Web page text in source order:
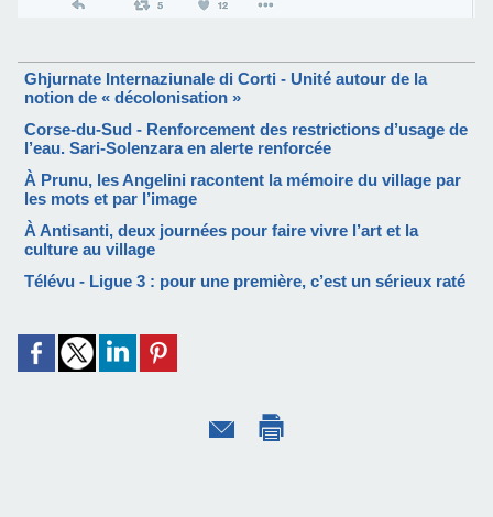
Ghjurnate Internaziunale di Corti - Unité autour de la
notion de « décolonisation »
Corse-du-Sud - Renforcement des restrictions d’usage de
l’eau. Sari-Solenzara en alerte renforcée
À Prunu, les Angelini racontent la mémoire du village par
les mots et par l’image
À Antisanti, deux journées pour faire vivre l’art et la
culture au village
Télévu - Ligue 3 : pour une première, c’est un sérieux raté